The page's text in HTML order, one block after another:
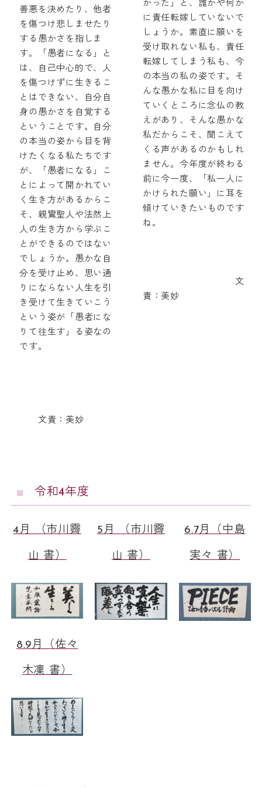
善悪を決めたり、他者
を傷つけ悲しませたり
する愚かさを指しま
す。「愚者になる」と
は、自己中心的で、人
を傷つけずに生きるこ
とはできない、自分自
身の愚かさを自覚する
ということです。自分
の本当の姿から目を背
けたくなる私たちです
が、「愚者になる」こ
とによって開かれてい
く生き方があるからこ
そ、親鸞聖人や法然上
人の生き方から学ぶこ
とができるのではない
でしょうか。愚かな自
分を受け止め、思い通
りにならない人生を引
き受けて生きていこう
という姿が「愚者にな
りて往生す」る姿なの
です。
文責：美妙
かった」と、誰かや何か
に責任転嫁していないで
しょうか。素直に願いを
受け取れない私も、責任
転嫁してしまう私も、今
の本当の私の姿です。そ
んな愚かな私に目を向け
ていくところに念仏の教
えがあり、そんな愚かな
私だからこそ、聞こえて
くる声があるのかもしれ
ません。今年度が終わる
前に今一度、「私一人に
かけられた願い」に耳を
傾けていきたいものです
ね。
文
責：美妙
令和4年度
4月 （市川霽
山 書）
5月 （市川霽
山 書）
6.7月（中島
実々 書）
8.9月（佐々
木凜 書）